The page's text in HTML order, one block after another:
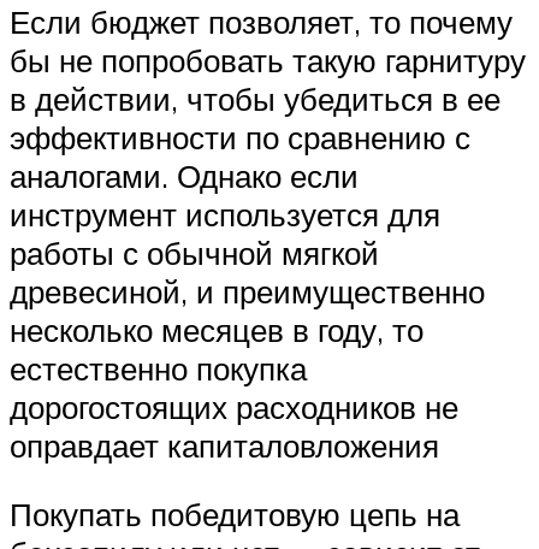
Если бюджет позволяет, то почему
бы не попробовать такую гарнитуру
в действии, чтобы убедиться в ее
эффективности по сравнению с
аналогами. Однако если
инструмент используется для
работы с обычной мягкой
древесиной, и преимущественно
несколько месяцев в году, то
естественно покупка
дорогостоящих расходников не
оправдает капиталовложения
Покупать победитовую цепь на